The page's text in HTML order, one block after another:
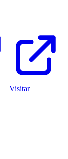
Visitar